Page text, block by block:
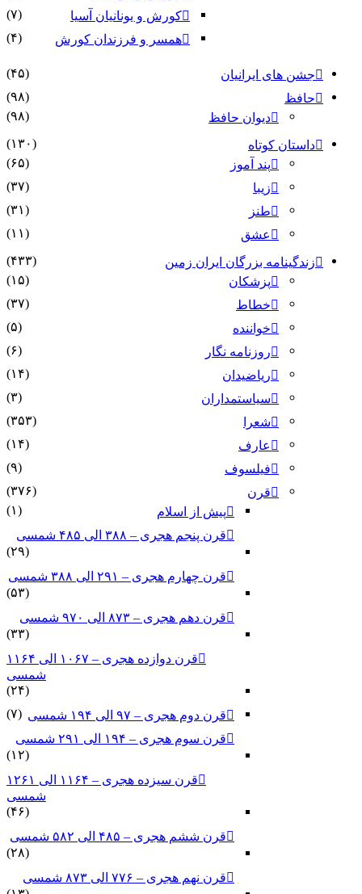
کورش و یونانیان آسیا
(۷)
همسر و فرزندان کورش
(۴)
جشن های ایرانیان
(۴۵)
حافظ
(۹۸)
دیوان حافظ
(۹۸)
داستان کوتاه
(۱۳۰)
پند آموز
(۶۵)
زیبا
(۳۷)
طنز
(۳۱)
عشق
(۱۱)
زندگینامه بزرگان ایران زمین
(۴۳۳)
پزشکان
(۱۵)
خطاط
(۳۷)
خواننده
(۵)
روزنامه نگار
(۶)
ریاضیدان
(۱۴)
سیاستمداران
(۳)
شعرا
(۳۵۳)
عارف
(۱۴)
فیلسوف
(۹)
قرن
(۳۷۶)
پیش از اسلام
(۱)
قرن پنجم هجری – ۳۸۸ الی ۴۸۵ شمسی
(۲۹)
قرن چهارم هجری – ۲۹۱ الی ۳۸۸ شمسی
(۵۳)
قرن دهم هجری – ۸۷۳ الی ۹۷۰ شمسی
(۳۳)
قرن دوازده هجری – ۱۰۶۷ الی ۱۱۶۴
شمسی
(۲۴)
قرن دوم هجری – ۹۷ الی ۱۹۴ شمسی
(۷)
قرن سوم هجری – ۱۹۴ الی ۲۹۱ شمسی
(۱۲)
قرن سیزده هجری – ۱۱۶۴ الی ۱۲۶۱
شمسی
(۴۶)
قرن ششم هجری – ۴۸۵ الی ۵۸۲ شمسی
(۲۸)
قرن نهم هجری – ۷۷۶ الی ۸۷۳ شمسی